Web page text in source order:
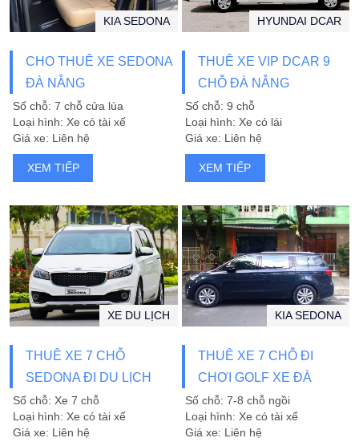
CHO THUÊ XE SEDONA
ĐÀ NẴNG
KIA SEDONA
Số chỗ: 7 chỗ cửa lùa
Loại hình: Xe có tài xế
Giá xe: Liên hệ
XEM TIẾP
THUÊ XE VIP DCAR 9
CHỖ ĐÀ NẴNG
HYUNDAI DCAR
Số chỗ: 9 chỗ
Loại hình: Xe có lái
Giá xe: Liên hệ
XEM TIẾP
THUÊ XE 7 CHỖ
SEDONA ĐI DU LỊCH
KHÁM PHÁ MIỀN
TRUNG
XE DU LỊCH
Số chỗ: Xe 7 chỗ
Loại hình: Xe có tài xế
Giá xe: Liên hệ
THUÊ XE 7 CHỖ ĐI
CHƠI GOLF XE ĐÀ
THÀNH
KIA SEDONA
Số chỗ: 7-8 chỗ ngồi
Loại hình: Xe có tài xế
Giá xe: Liên hệ